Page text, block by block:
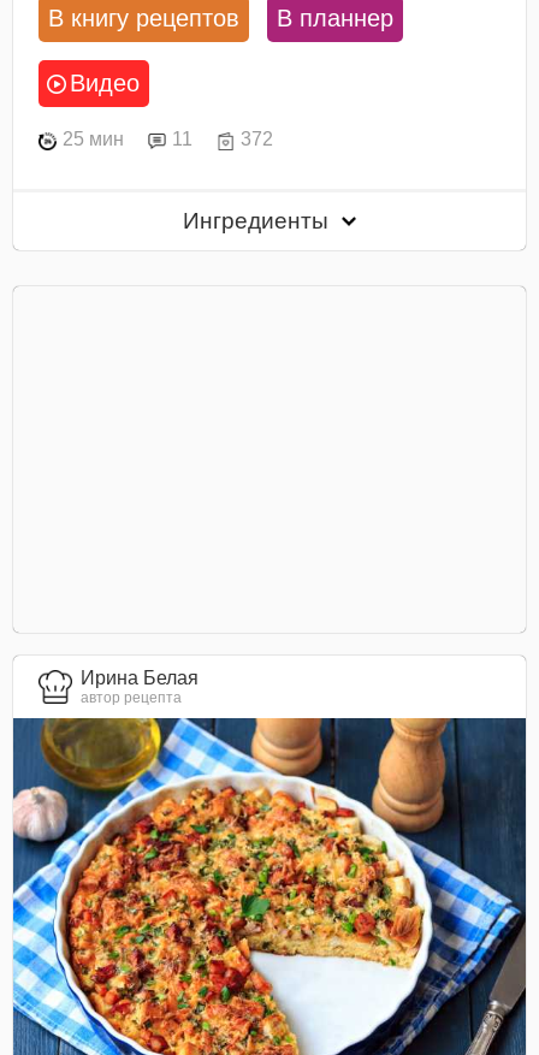
В книгу рецептов В планнер
Видео
25 мин 11 372
Ингредиенты
Ирина Белая
автор рецепта